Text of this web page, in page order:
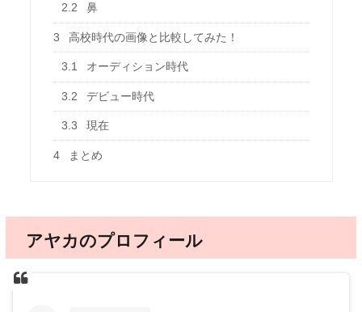
2.2 鼻
3 高校時代の画像と比較してみた！
3.1 オーディション時代
3.2 デビュー時代
3.3 現在
4 まとめ
アヤカのプロフィール